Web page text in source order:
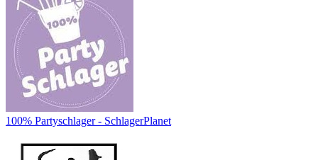
100% Partyschlager - SchlagerPlanet